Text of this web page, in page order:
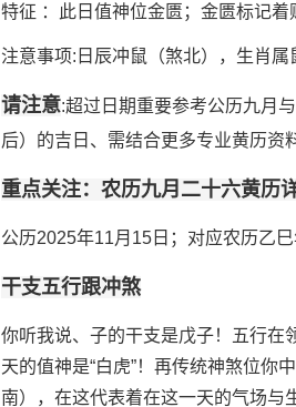
特征 ：此日值神位金匮；金匮标记着
注意事项:日辰冲鼠（煞北），生肖
请注意:超过日期重要参考公历九月
后）的吉日、需结合更多专业黄历资
重点关注：农历九月二十六黄历
公历2025年11月15日；对应农历乙
干支五行跟冲煞
你听我说、子的干支是戊子！五行在
天的值神是“白虎”！再传统神煞位你
南），在这代表着在这一天的气场与